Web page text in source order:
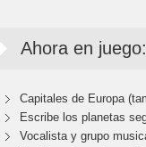
Ahora en juego:
Capitales de Europa
Escribe los planetas
Vocalista y grupo